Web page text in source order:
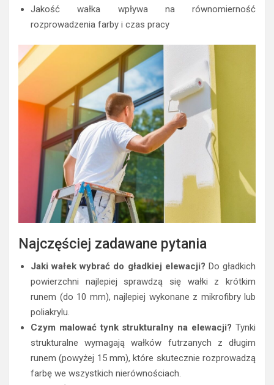
Jakość wałka wpływa na równomierność
rozprowadzenia farby i czas pracy
Najczęściej zadawane pytania
Jaki wałek wybrać do gładkiej elewacji? Do gładkich
powierzchni najlepiej sprawdzą się wałki z krótkim
runem (do 10 mm), najlepiej wykonane z mikrofibry lub
poliakrylu.
Czym malować tynk strukturalny na elewacji? Tynki
strukturalne wymagają wałków futrzanych z długim
runem (powyżej 15 mm), które skutecznie rozprowadzą
farbę we wszystkich nierównościach.